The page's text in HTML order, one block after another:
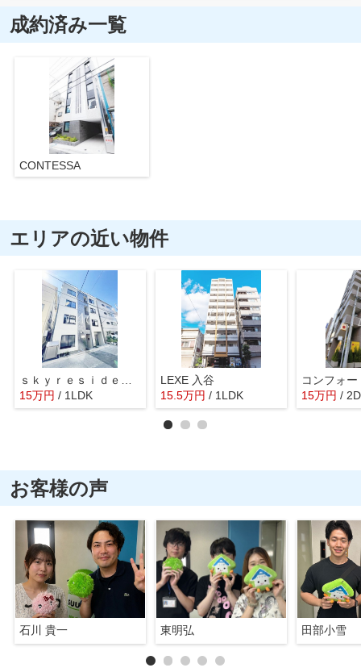
成約済み一覧
CONTESSA
エリアの近い物件
15万円 / 1LDK
LEXE 入谷
15.5万円 / 1LDK
コンフォ
15万円 /
お客様の声
石川 貴一 東明弘 田部小雪